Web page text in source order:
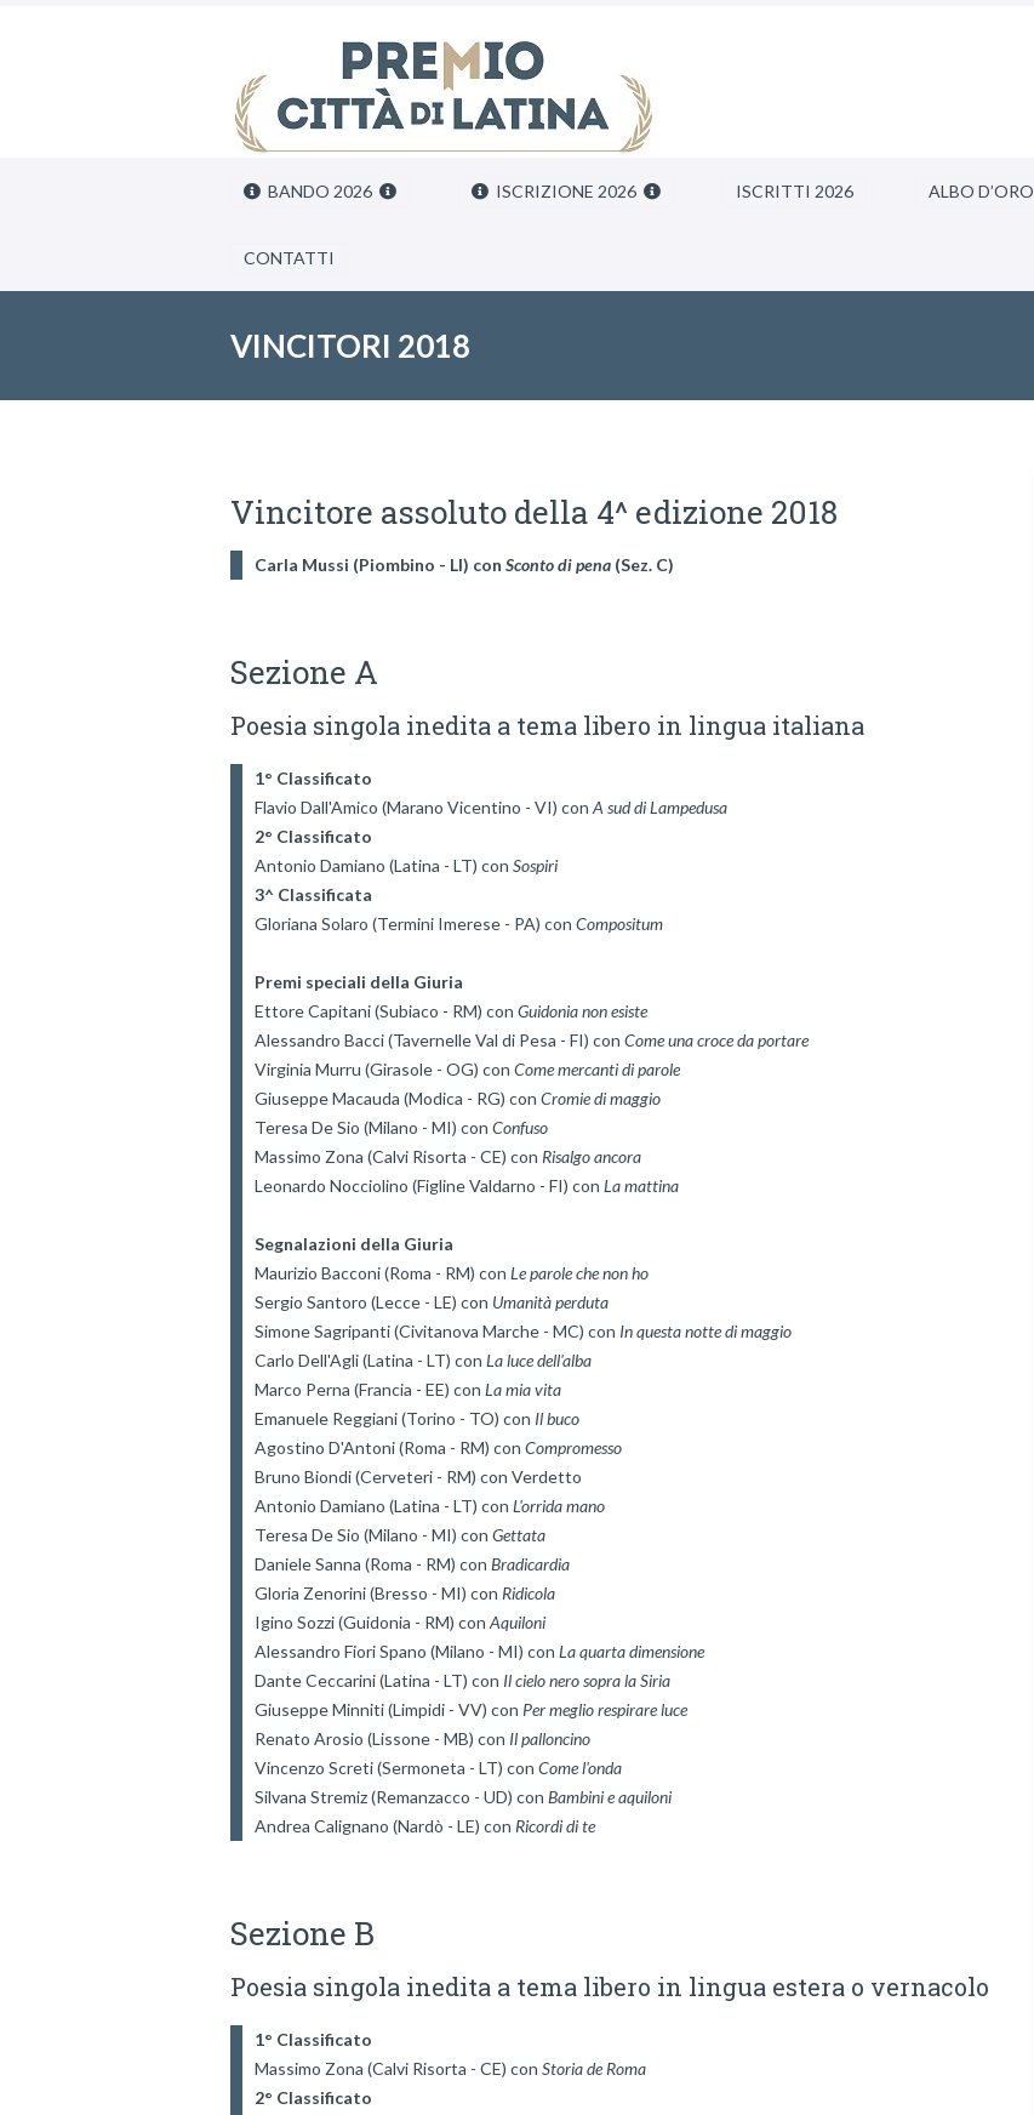
BANDO 2026 ISCRIZIONE 2026 ISCRITTI 2026 ALBO D’ORO
CONTATTI
VINCITORI 2018
Vincitore assoluto della 4^ edizione 2018
Carla Mussi (Piombino - LI) con Sconto di pena (Sez. C)
Sezione A
Poesia singola inedita a tema libero in lingua italiana
1° Classificato
Flavio Dall'Amico (Marano Vicentino - VI) con
2° Classificato
Antonio Damiano (Latina - LT) con Sospiri
3^ Classificata
Gloriana Solaro (Termini Imerese - PA) con Compositum
Premi speciali della Giuria
Ettore Capitani (Subiaco - RM) con Guidonia non esiste
Alessandro Bacci (Tavernelle Val di Pesa - FI) con Come una croce da portare
Virginia Murru (Girasole - OG) con Come mercanti di parole
Giuseppe Macauda (Modica - RG) con Cromie di maggio
Teresa De Sio (Milano - MI) con Confuso
Massimo Zona (Calvi Risorta - CE) con Risalgo ancora
Leonardo Nocciolino (Figline Valdarno - FI) con La mattina
Segnalazioni della Giuria
Maurizio Bacconi (Roma - RM) con Le parole che non ho
Sergio Santoro (Lecce - LE) con Umanità perduta
Simone Sagripanti (Civitanova Marche - MC) con In questa notte di maggio
Carlo Dell'Agli (Latina - LT) con La luce dell'alba
Marco Perna (Francia - EE) con La mia vita
Emanuele Reggiani (Torino - TO) con Il buco
Agostino D'Antoni (Roma - RM) con Compromesso
Bruno Biondi (Cerveteri - RM) con Verdetto
Antonio Damiano (Latina - LT) con L'orrida mano
Teresa De Sio (Milano - MI) con Gettata
Daniele Sanna (Roma - RM) con Bradicardia
Gloria Zenorini (Bresso - MI) con
Igino Sozzi (Guidonia - RM) con Aquiloni
Alessandro Fiori Spano (Milano - MI) con La quarta dimensione
Dante Ceccarini (Latina - LT) con Il cielo nero sopra la Siria
Giuseppe Minniti (Limpidi - VV) con Per meglio respirare luce
Renato Arosio (Lissone - MB) con Il palloncino
Vincenzo Screti (Sermoneta - LT) con Come l'onda
Silvana Stremiz (Remanzacco - UD) con
Andrea Calignano (Nardò - LE) con Ricordi di te
Sezione B
Poesia singola inedita a tema libero in lingua estera o vernacolo
1° Classificato
Massimo Zona (Calvi Risorta - CE) con
2° Classificato